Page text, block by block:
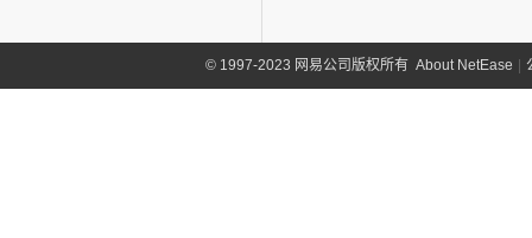
©1997-2023 网易公司版权所有 About NetEase